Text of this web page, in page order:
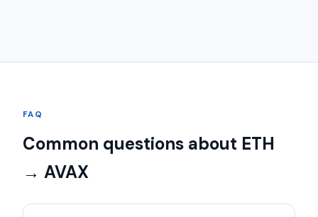
FAQ
Common questions about ETH
→ AVAX